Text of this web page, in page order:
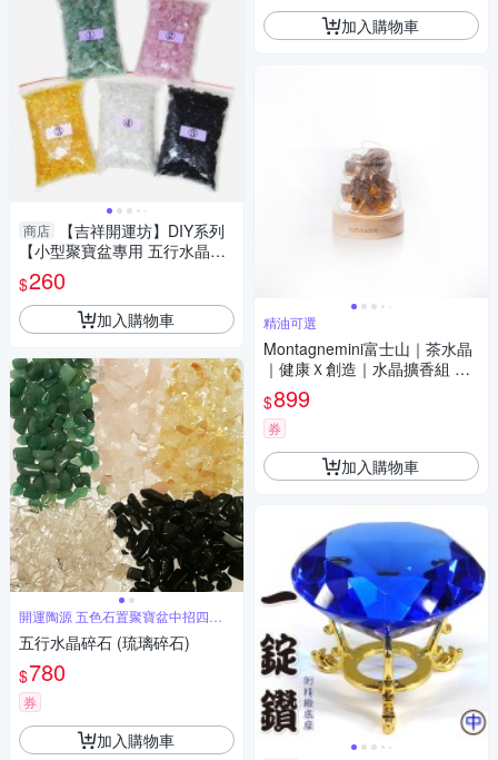
商店
【吉祥開運坊】DIY系列
【小型聚寶盆專用 五行水晶石
五色石 小顆 每包100公克 2號
是粉色】已淨化
$260
加入購物車
開運陶源 五色石置聚寶盆中招四方
財
五行水晶碎石 (琉璃碎石)
$780
券
加入購物車
加入購物車
精油可選
Montagnemini富士山｜茶水晶
｜健康Ｘ創造｜水晶擴香組 精
油可選
$899
券
加入購物車